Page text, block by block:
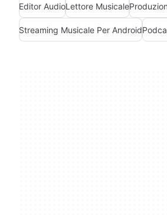
Editor AudioLettore Musicale
Streaming Musicale Per Android